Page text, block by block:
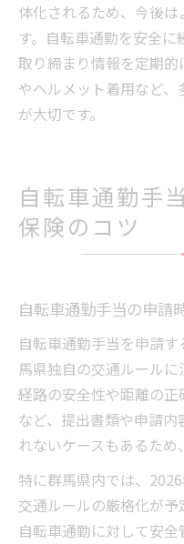
体化されるため、今後
す。自転車通勤を安全
取り締まり情報を定期
やヘルメット着用など
が大切です。
自転車通勤手
保険のコツ
自転車通勤手当の申請
自転車通勤手当を申請
馬県独自の交通ルール
経路の安全性や距離の
など、提出書類や申請
れないケースもあるため
特に群馬県内では、
交通ルールの厳格化が
自転車通勤に対して安